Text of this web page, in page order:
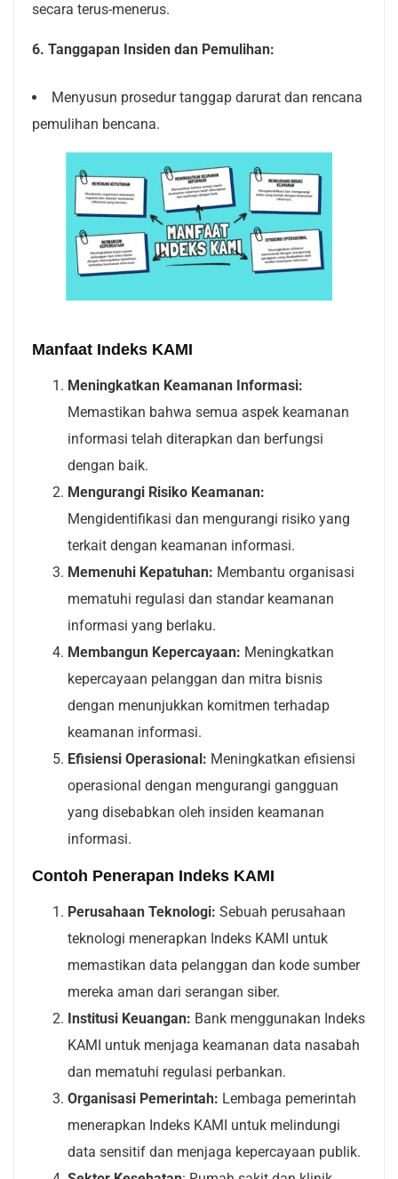
secara terus-menerus.
6. Tanggapan Insiden dan Pemulihan:
Menyusun prosedur tanggap darurat dan rencana
pemulihan bencana.
Manfaat Indeks KAMI
Meningkatkan Keamanan Informasi:
Memastikan bahwa semua aspek keamanan
informasi telah diterapkan dan berfungsi
dengan baik.
Mengurangi Risiko Keamanan:
Mengidentifikasi dan mengurangi risiko yang
terkait dengan keamanan informasi.
Memenuhi Kepatuhan: Membantu organisasi
mematuhi regulasi dan standar keamanan
informasi yang berlaku.
Membangun Kepercayaan: Meningkatkan
kepercayaan pelanggan dan mitra bisnis
dengan menunjukkan komitmen terhadap
keamanan informasi.
Efisiensi Operasional: Meningkatkan efisiensi
operasional dengan mengurangi gangguan
yang disebabkan oleh insiden keamanan
informasi.
Contoh Penerapan Indeks KAMI
Perusahaan Teknologi: Sebuah perusahaan
teknologi menerapkan Indeks KAMI untuk
memastikan data pelanggan dan kode sumber
mereka aman dari serangan siber.
Institusi Keuangan: Bank menggunakan Indeks
KAMI untuk menjaga keamanan data nasabah
dan mematuhi regulasi perbankan.
Organisasi Pemerintah: Lembaga pemerintah
menerapkan Indeks KAMI untuk melindungi
data sensitif dan menjaga kepercayaan publik.